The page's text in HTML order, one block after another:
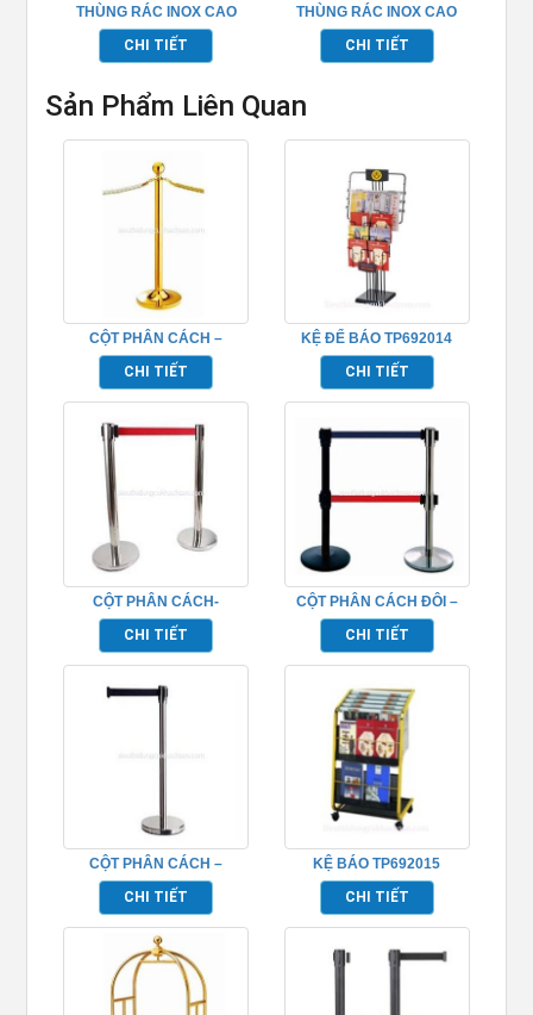
THÙNG RÁC INOX CAO
CẤP HÌNH CHỮ NHẬT
TPHM096
CHI TIẾT
THÙNG RÁC INOX CAO
CẤP – TP083
CHI TIẾT
Sản Phẩm Liên Quan
CỘT PHÂN CÁCH –
TP692030
CHI TIẾT
KỆ ĐỂ BÁO TP692014
CHI TIẾT
CỘT PHÂN CÁCH-
TP692036
CHI TIẾT
CỘT PHÂN CÁCH ĐÔI –
TP692033
CHI TIẾT
CỘT PHÂN CÁCH –
TP692035
CHI TIẾT
KỆ BÁO TP692015
CHI TIẾT